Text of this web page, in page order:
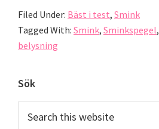
Filed Under: Bäst i test, Smink
Tagged With: Smink, Sminkspegel,
belysning
Primary
Sidebar
Sök
this